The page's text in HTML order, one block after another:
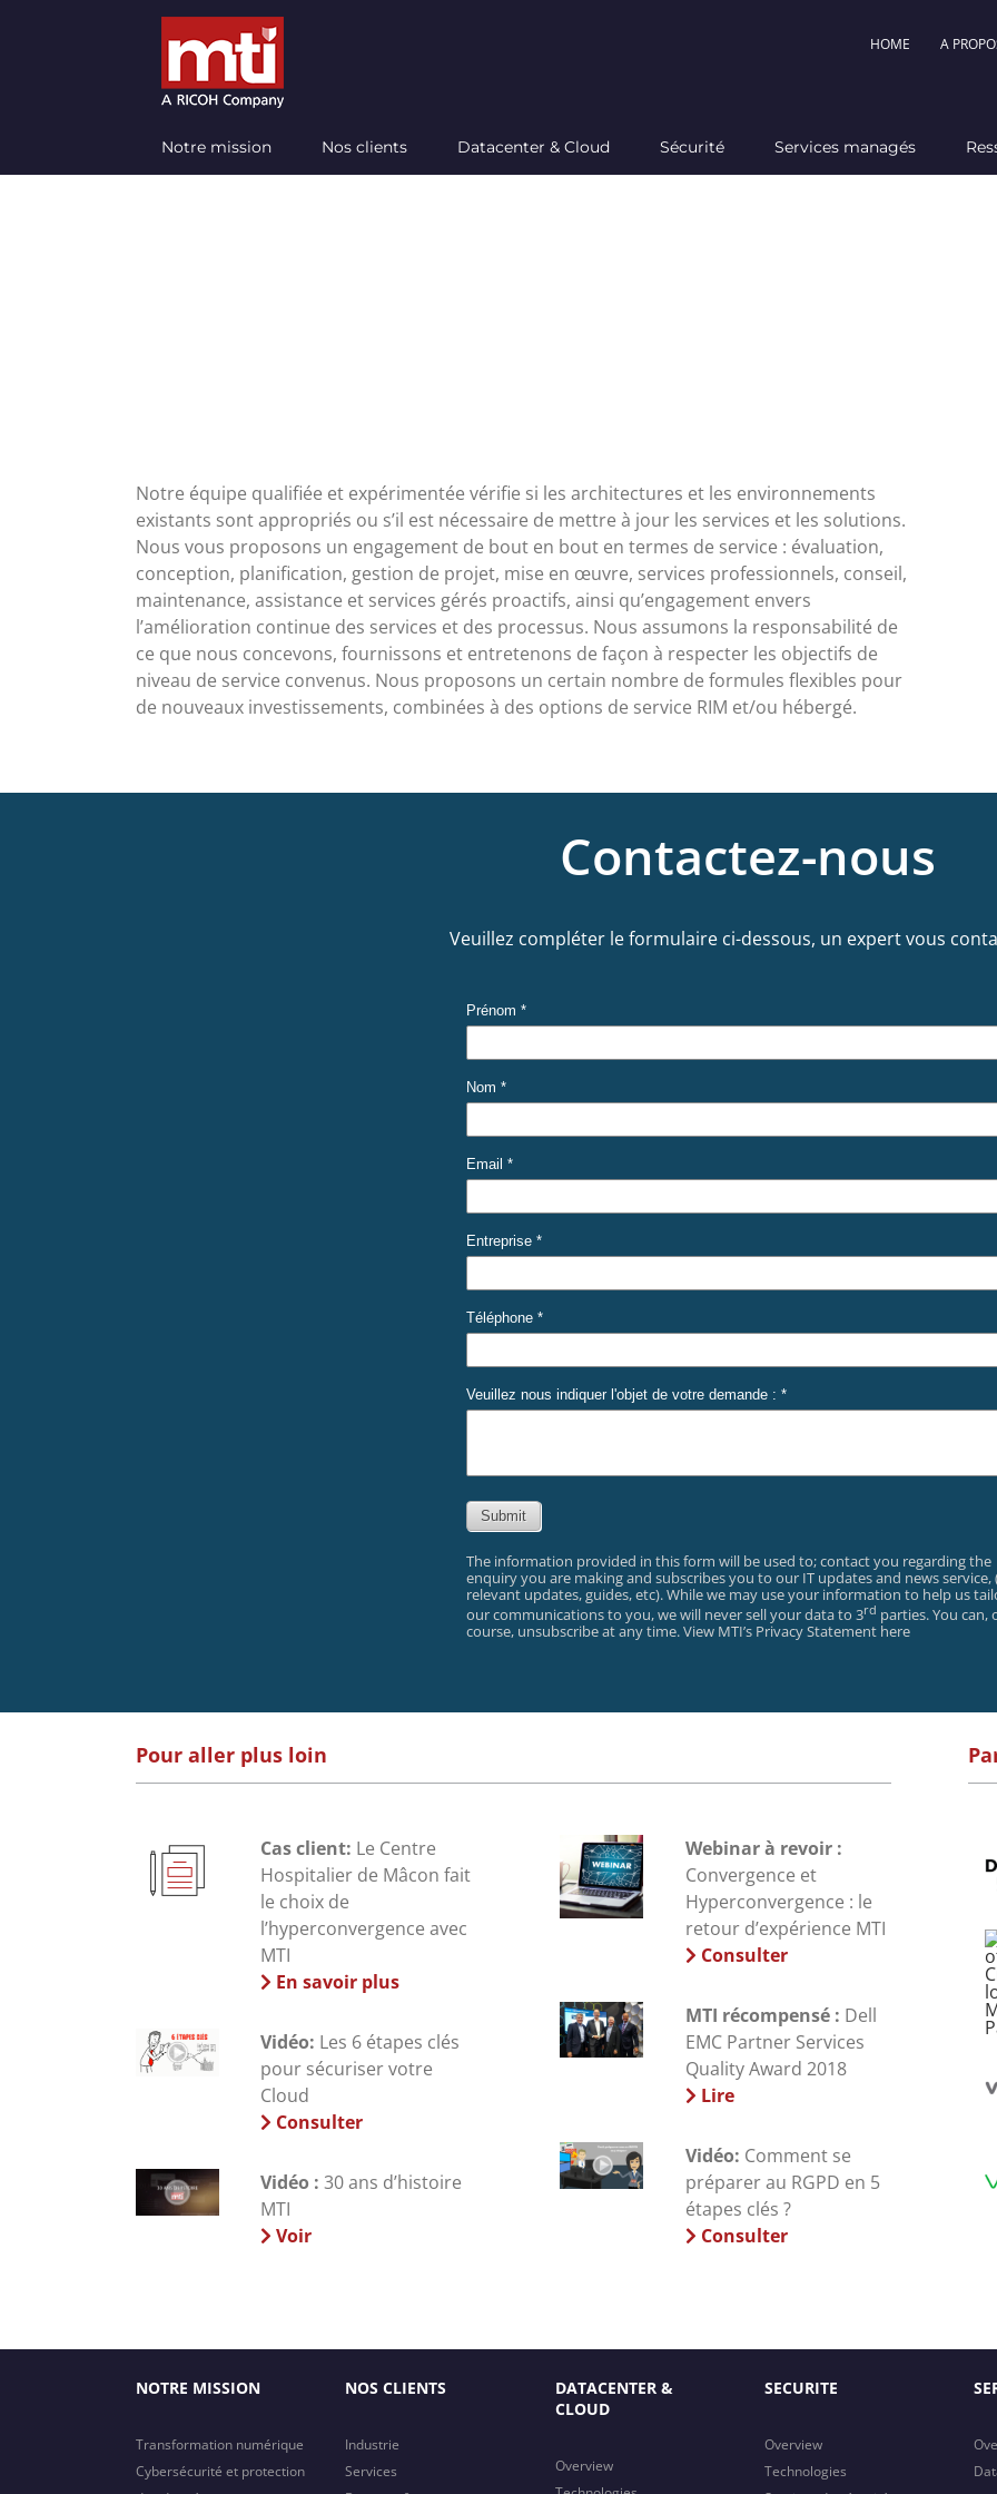
HOME A
Notre mission Nos clients Datacenter & Cloud Sécurité Services managés
Notre équipe qualifiée et expérimentée vérifie si les architectures et les environnements
existants sont appropriés ou s’il est nécessaire de mettre à jour les services et les solutions.
Nous vous proposons un engagement de bout en bout en termes de service : évaluation,
conception, planification, gestion de projet, mise en œuvre, services professionnels, conseil,
maintenance, assistance et services gérés proactifs, ainsi qu’engagement envers
l’amélioration continue des services et des processus. Nous assumons la responsabilité de
ce que nous concevons, fournissons et entretenons de façon à respecter les objectifs de
niveau de service convenus. Nous proposons un certain nombre de formules flexibles pour
de nouveaux investissements, combinées à des options de service RIM et/ou hébergé.
Contactez-nous
Veuillez compléter le formulaire ci-dessous, un expert vous
The information provided in this form will be used to; contact you regarding the
enquiry you are making and subscribes you to our IT updates and news service,
relevant updates, guides, etc). While we may use your information to help us
our communications to you, we will never sell your data to 3rd parties. You can,
course, unsubscribe at any time.View MTI’s Privacy Statement here
Pour aller plus loin
Cas client: Le Centre
Hospitalier de Mâcon fait
le choix de
l’hyperconvergence avec
MTI
En savoir plus
Vidéo: Les 6 étapes clés
pour sécuriser votre
Cloud
Consulter
Vidéo : 30 ans d’histoire
MTI
Voir
Webinar à revoir :
Convergence et
Hyperconvergence : le
retour d’expérience MTI
Consulter
MTI récompensé : Dell
EMC Partner Services
Quality Award 2018
Lire
Vidéo: Comment se
préparer au RGPD en 5
étapes clés ?
Consulter
NOTRE MISSION
Transformation numérique
Cybersécurité et protection
NOS CLIENTS
Industrie
Services
DATACENTER &
CLOUD
Overview
SECURITE
Overview
Technologies